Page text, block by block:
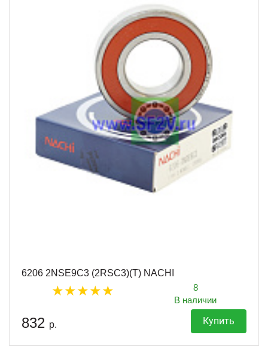
6206 2NSE9C3 (2RSC3)(T) NACHI
8
В наличии
832 р. Купить